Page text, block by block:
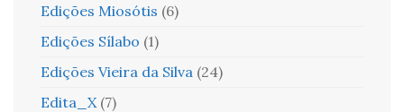
Edições Miosótis (6)
Edições Sílabo (1)
Edições Vieira da Silva (24)
Edita_X (7)